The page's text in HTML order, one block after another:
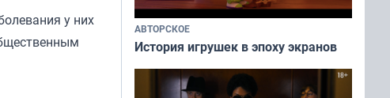
у них
АВТОРСКОЕ
История игрушек в эпоху экранов